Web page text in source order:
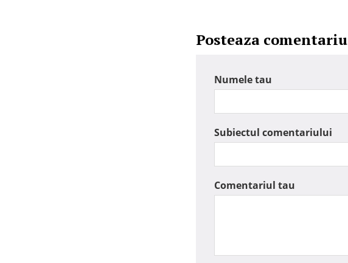
Posteaza comentariu
Numele tau
Subiectul comentariului
Comentariul tau